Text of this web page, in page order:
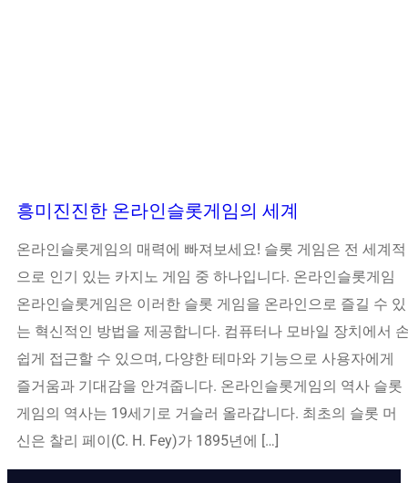
흥미진진한 온라인슬롯게임의 세계
온라인슬롯게임의 매력에 빠져보세요! 슬롯 게임은 전 세계적
으로 인기 있는 카지노 게임 중 하나입니다. 온라인슬롯게임
온라인슬롯게임은 이러한 슬롯 게임을 온라인으로 즐길 수 있
는 혁신적인 방법을 제공합니다. 컴퓨터나 모바일 장치에서
쉽게 접근할 수 있으며, 다양한 테마와 기능으로 사용자에게
즐거움과 기대감을 안겨줍니다. 온라인슬롯게임의 역사 슬롯
게임의 역사는 19세기로 거슬러 올라갑니다. 최초의 슬롯 머
신은 찰리 페이(C. H. Fey)가 1895년에 […]